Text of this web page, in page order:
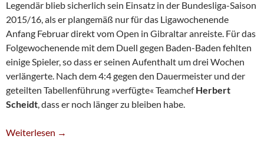
Legendär blieb sicherlich sein Einsatz in der Bundesliga-Saison
2015/16, als er plangemäß nur für das Ligawochenende
Anfang Februar direkt vom Open in Gibraltar anreiste. Für das
Folgewochenende mit dem Duell gegen Baden-Baden fehlten
einige Spieler, so dass er seinen Aufenthalt um drei Wochen
verlängerte. Nach dem 4:4 gegen den Dauermeister und der
geteilten Tabellenführung »verfügte« TeamchefHerbert
Scheidt, dass er noch länger zu bleiben habe.
Adventskalender: Lösung 14
Weiterlesen →